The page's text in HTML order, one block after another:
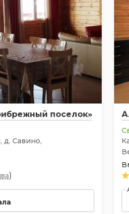
поселок»
д. Савино,
)